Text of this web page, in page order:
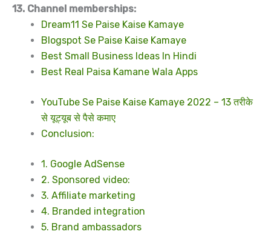
13. Channel memberships:
Dream11 Se Paise Kaise Kamaye
Blogspot Se Paise Kaise Kamaye
Best Small Business Ideas In Hindi
Best Real Paisa Kamane Wala Apps
YouTube Se Paise Kaise Kamaye 2022 – 13 तरीके
से यूट्यूब से पैसे कमाए
Conclusion:
1. Google AdSense
2. Sponsored video:
3. Affiliate marketing
4. Branded integration
5. Brand ambassadors